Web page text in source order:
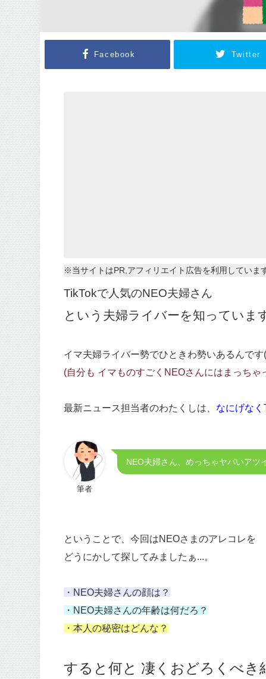
Facebook Twitter
※当サイトはPR,アフィリエイト広告を利用していま
TikTokで人気のNEO夫婦さん
という夫婦ライバーを知っていま
イマ夫婦ライバー勢でひときわ勢いあるんです
(自分も イマものすごくNEOさんにはまっちゃ
最新ニュース担当者のわたくしは、 なにげな
筆者
NEO夫婦さん、めっちゃヤバいア
ということで、今回はNEOさまのアレコレを
どうにかして探してみましたぁ...。
・NEO夫婦さんの顔は？
・NEO夫婦さんの年齢は何だろ？
・本人の秘密はどんな？
すると何と 凄くおどろくべき